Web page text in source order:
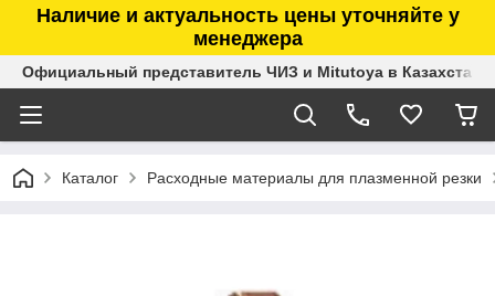
Наличие и актуальность цены уточняйте у
менеджера
Официальный представитель ЧИЗ и Mitutoya в Казахстане
Каталог Расходные материалы для плазменной резки